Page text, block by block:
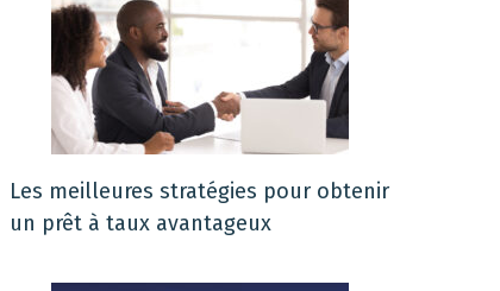
Les meilleures stratégies pour obtenir
un prêt à taux avantageux